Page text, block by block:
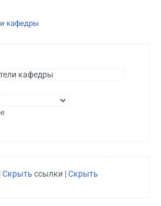
кафедры
Скрыть ссылки |Скрыть